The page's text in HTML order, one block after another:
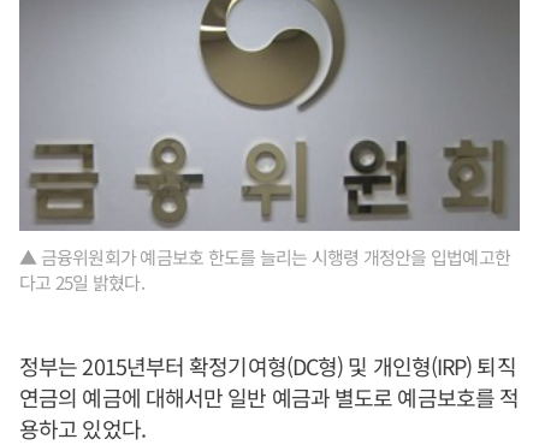
▲ 금융위원회가 예금보호 한도를 늘리는 시행령 개정안을 입법예고한
다고 25일 밝혔다.
정부는 2015년부터 확정기여형(DC형) 및 개인형(IRP) 퇴직
연금의 예금에 대해서만 일반 예금과 별도로 예금보호를 적
용하고 있었다.